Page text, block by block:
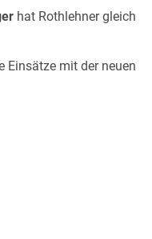
hat Rothlehner gleich
Einsätze mit der neuen